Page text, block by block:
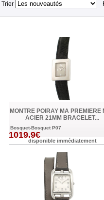
Trier
MONTRE POIRAY MA PREMIERE
ACIER 21MM BRACELET...
Bosquet-Bosquet P07
1019.9€
disponible immédiatement